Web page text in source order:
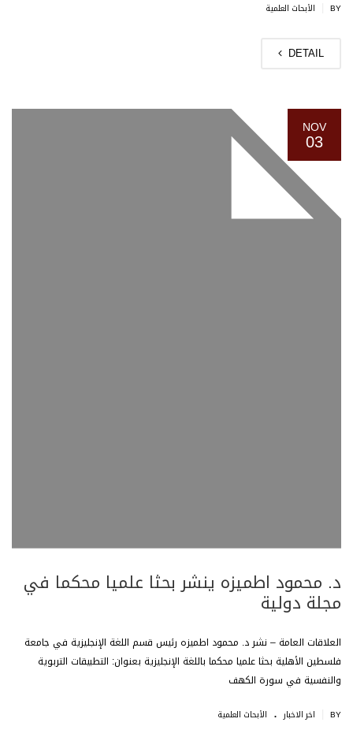
BY الأبحاث العلمية
DETAIL
NOV
03
د. محمود اطميزه ينشر بحثا علميا محكما في
مجلة دولية
العلاقات العامة – نشر د. محمود اطميزه رئيس قسم اللغة الإنجليزية في جامعة
فلسطين الأهلية بحثا علميا محكما باللغة الإنجليزية بعنوان: التطبيقات التربوية
والنفسية في سورة الكهف
BY اخر الاخبار . الأبحاث العلمية